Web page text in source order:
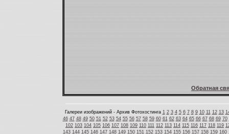
Обратная
Галереи изображений - Архив Фотохостинга 1 2 3 4 5 6 7 8 9 10 11 12 13
46 47 48 49 50 51 52 53 54 55 56 57 58 59 60 61 62 63 64 65 66 67 68 69 70
102 103 104 105 106 107 108 109 110 111 112 113 114 115 116 117 118 119
143 144 145 146 147 148 149 150 151 152 153 154 155 156 157 158 159 160